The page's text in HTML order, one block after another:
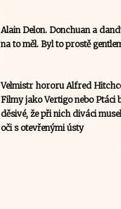
Alain Delon. Donchuan a
na to měl. Byl to prostě
Velmistr hororu Alfred
Filmy jako Vertigo nebo Ptáci
děsivé, že při nich diváci
oči s otevřenými ústy